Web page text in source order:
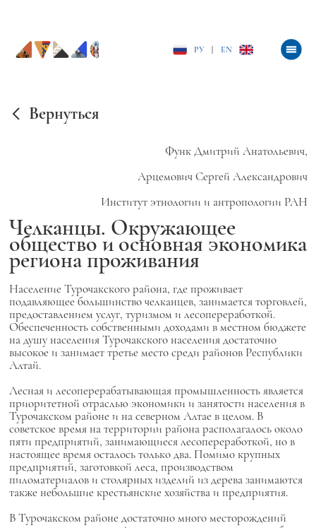
РУ EN
Вернуться
Функ Дмитрий Анатольевич,
Арцемович Сергей Александрович
Институт этнологии и антропологии РАН
Челканцы. Окружающее
общество и основная экономика
региона проживания
Население Турочакского района, где проживает
подавляющее большинство челканцев, занимается торговлей,
предоставлением услуг, туризмом и лесопереработкой.
Обеспеченность собственными доходами в местном бюджете
на душу населения Турочакского населения достаточно
высокое и занимает третье место среди районов Республики
Алтай.
Лесная и лесоперерабатывающая промышленность является
приоритетной отраслью экономики и занятости населения в
Турочакском районе и на северном Алтае в целом. В
советское время на территории района располагалось около
пяти предприятий, занимающиеся лесопереработкой, но в
настоящее время осталось только два. Помимо крупных
предприятий, заготовкой леса, производством
пиломатериалов и столярных изделий из дерева занимаются
также небольшие крестьянские хозяйства и предприятия.
В Турочакском районе достаточно много месторождений